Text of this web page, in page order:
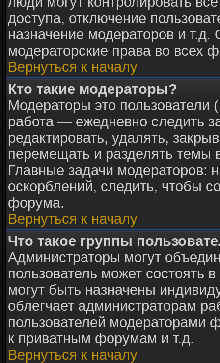
доступа, отключение
назначение модераторов и
модераторские права во всех
Вернуться к началу
Кто такие модераторы?
Модераторы это пользователи
работа — ежедневно следить
редактировать, удалять,
перемещать и разделять темы
Главные задачи модераторов:
оскорблений, следить, чтобы
форума.
Вернуться к началу
Что такое группы
Администраторы могут
пользователь может состоять
могут быть назначены
облегчает администраторам
пользователей модераторами
к приватным форумам и т.д.
Вернуться к началу